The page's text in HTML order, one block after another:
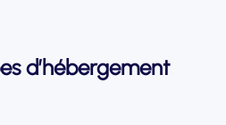
d’hébergement